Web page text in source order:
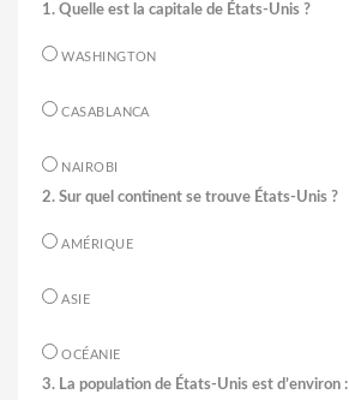
1. Quelle est la capitale de États-Unis ?
WASHINGTON
CASABLANCA
NAIROBI
2. Sur quel continent se trouve États-Unis ?
AMÉRIQUE
ASIE
OCÉANIE
3. La population de États-Unis est d’environ :